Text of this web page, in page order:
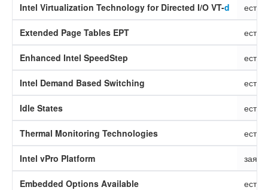
Intel Virtualization Technology for Directed I/O VT-d есть
Extended Page Tables EPT есть
Enhanced Intel SpeedStep есть
Intel Demand Based Switching есть
Idle States есть
Thermal Monitoring Technologies есть
Intel vPro Platform
Embedded Options Available есть